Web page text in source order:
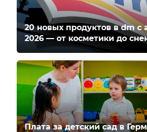
20 новых продуктов в dm с
2026 — от косметики до
Плата за детский сад в